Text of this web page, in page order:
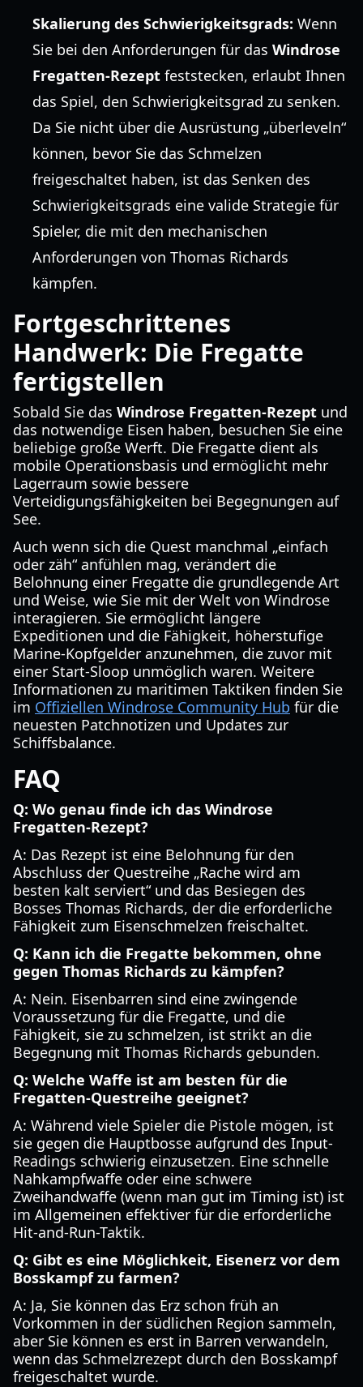
Skalierung des Schwierigkeitsgrads: Wenn
Sie bei den Anforderungen für das Windrose
Fregatten-Rezept feststecken, erlaubt Ihnen
das Spiel, den Schwierigkeitsgrad zu senken.
Da Sie nicht über die Ausrüstung „überleveln“
können, bevor Sie das Schmelzen
freigeschaltet haben, ist das Senken des
Schwierigkeitsgrads eine valide Strategie für
Spieler, die mit den mechanischen
Anforderungen von Thomas Richards
kämpfen.
Fortgeschrittenes
Handwerk: Die Fregatte
fertigstellen
Sobald Sie das Windrose Fregatten-Rezept und
das notwendige Eisen haben, besuchen Sie eine
beliebige große Werft. Die Fregatte dient als
mobile Operationsbasis und ermöglicht mehr
Lagerraum sowie bessere
Verteidigungsfähigkeiten bei Begegnungen auf
See.
Auch wenn sich die Quest manchmal „einfach
oder zäh“ anfühlen mag, verändert die
Belohnung einer Fregatte die grundlegende Art
und Weise, wie Sie mit der Welt von Windrose
interagieren. Sie ermöglicht längere
Expeditionen und die Fähigkeit, höherstufige
Marine-Kopfgelder anzunehmen, die zuvor mit
einer Start-Sloop unmöglich waren. Weitere
Informationen zu maritimen Taktiken finden Sie
im Offiziellen Windrose Community Hub für die
neuesten Patchnotizen und Updates zur
Schiffsbalance.
FAQ
Q: Wo genau finde ich das Windrose
Fregatten-Rezept?
A: Das Rezept ist eine Belohnung für den
Abschluss der Questreihe „Rache wird am
besten kalt serviert“ und das Besiegen des
Bosses Thomas Richards, der die erforderliche
Fähigkeit zum Eisenschmelzen freischaltet.
Q: Kann ich die Fregatte bekommen, ohne
gegen Thomas Richards zu kämpfen?
A: Nein. Eisenbarren sind eine zwingende
Voraussetzung für die Fregatte, und die
Fähigkeit, sie zu schmelzen, ist strikt an die
Begegnung mit Thomas Richards gebunden.
Q: Welche Waffe ist am besten für die
Fregatten-Questreihe geeignet?
A: Während viele Spieler die Pistole mögen, ist
sie gegen die Hauptbosse aufgrund des Input-
Readings schwierig einzusetzen. Eine schnelle
Nahkampfwaffe oder eine schwere
Zweihandwaffe (wenn man gut im Timing ist) ist
im Allgemeinen effektiver für die erforderliche
Hit-and-Run-Taktik.
Q: Gibt es eine Möglichkeit, Eisenerz vor dem
Bosskampf zu farmen?
A: Ja, Sie können das Erz schon früh an
Vorkommen in der südlichen Region sammeln,
aber Sie können es erst in Barren verwandeln,
wenn das Schmelzrezept durch den Bosskampf
freigeschaltet wurde.